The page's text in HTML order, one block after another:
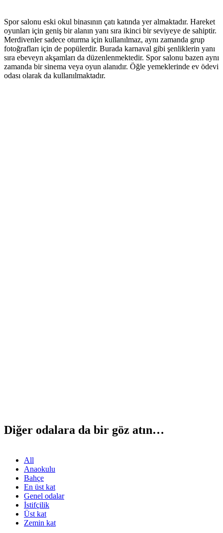
Spor salonu eski okul binasının çatı katında yer almaktadır. Hareket
oyunları için geniş bir alanın yanı sıra ikinci bir seviyeye de sahiptir.
Merdivenler sadece oturma için kullanılmaz, aynı zamanda grup
fotoğrafları için de popülerdir. Burada karnaval gibi şenliklerin yanı
sıra ebeveyn akşamları da düzenlenmektedir. Spor salonu bazen aynı
zamanda bir sinema veya oyun alanıdır. Öğle yemeklerinde ev ödevi
odası olarak da kullanılmaktadır.
Diğer odalara da bir göz atın…
All
Anaokulu
Bahçe
En üst kat
Genel odalar
İstifçilik
Üst kat
Zemin kat